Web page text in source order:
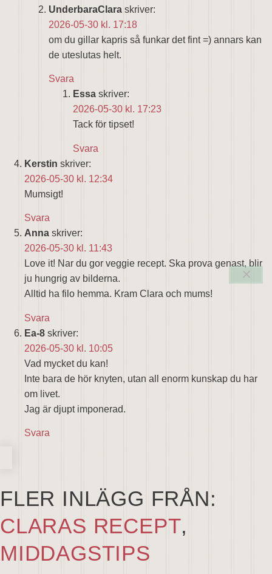
UnderbaraClara skriver:
2026-05-30 kl. 17:18
om du gillar kapris så funkar det fint =) annars kan
de uteslutas helt.
Svara
Essa skriver:
2026-05-30 kl. 17:23
Tack för tipset!
Svara
Kerstin skriver:
2026-05-30 kl. 12:34
Mumsigt!
Svara
Anna skriver:
2026-05-30 kl. 11:43
Love it! Nar du gor veggie recept. Ska prova genast, blir
ju hungrig av bilderna.
Alltid ha filo hemma. Kram Clara och mums!
Svara
Ea-8 skriver:
2026-05-30 kl. 10:05
Vad mycket du kan!
Inte bara de hör knyten, utan all enorm kunskap du har
om livet.
Jag är djupt imponerad.
Svara
FLER INLÄGG FRÅN:
CLARAS RECEPT,
MIDDAGSTIPS